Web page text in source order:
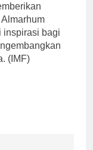
inspirasi bagi
(IMF)